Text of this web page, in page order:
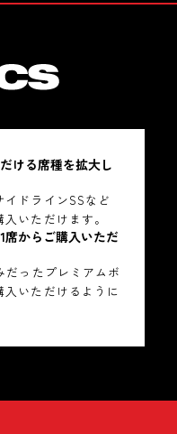
ける席種を拡大し
ドラインSSなど
いただけます。
席からご購入いただ
だったプレミアムボ
入いただけるように